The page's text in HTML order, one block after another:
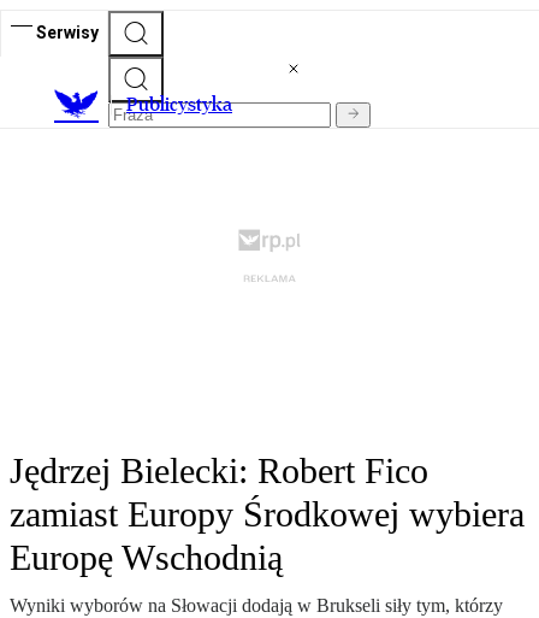
Serwisy
Publicystyka
Jędrzej Bielecki: Robert Fico
zamiast Europy Środkowej wybiera
Europę Wschodnią
Wyniki wyborów na Słowacji dodają w Brukseli siły tym, którzy